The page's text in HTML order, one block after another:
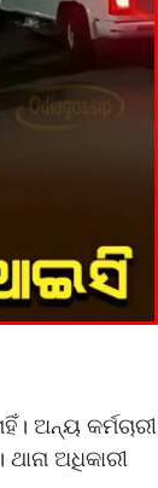
ଅନ୍ୟ କର୍ମଚାରୀ
ଅଧିକାରୀ